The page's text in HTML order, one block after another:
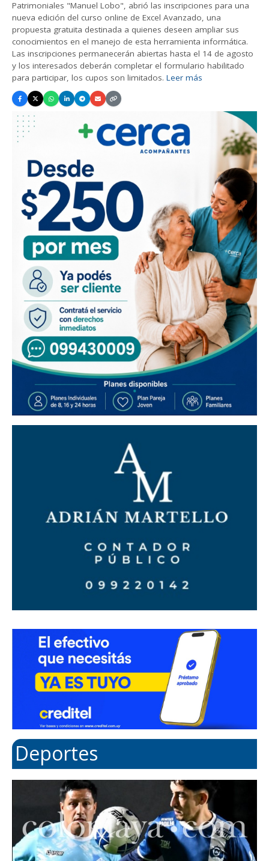
Patrimoniales "Manuel Lobo", abrió las inscripciones para una
nueva edición del curso online de Excel Avanzado, una
propuesta gratuita destinada a quienes deseen ampliar sus
conocimientos en el manejo de esta herramienta informática.
Las inscripciones permanecerán abiertas hasta el 14 de agosto
y los interesados deberán completar el formulario habilitado
para participar, los cupos son limitados. Leer más
Deportes